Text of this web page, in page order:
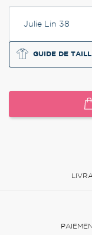
GUIDE DE